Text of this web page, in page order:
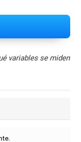
variables se miden